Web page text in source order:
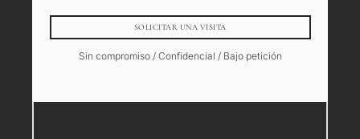
SOLICITAR UNA VISITA
Sin compromiso / Confidencial / Bajo petición